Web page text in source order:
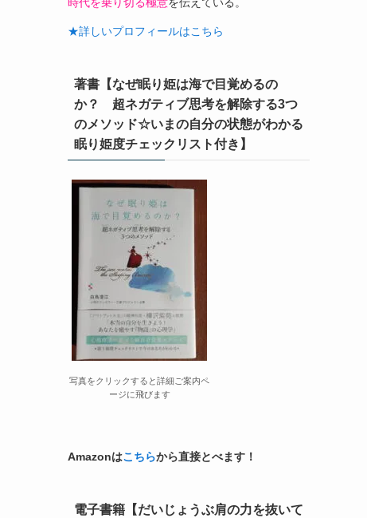
★詳しいプロフィールはこちら
著書【なぜ眠り姫は海で目覚めるの
か？ 超ネガティブ思考を解除する3つ
のメソッド☆いまの自分の状態がわかる
眠り姫度チェックリスト付き】
写真をクリックすると詳細ご案内ペ
ージに飛びます
Amazonはこちらから直接とべます！
電子書籍【だいじょうぶ肩の力を抜いて